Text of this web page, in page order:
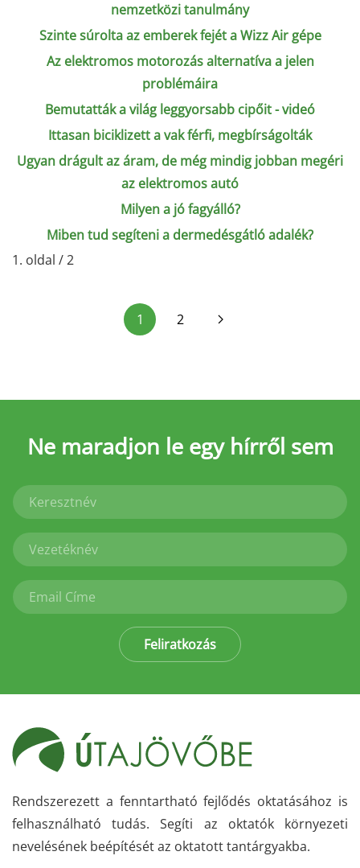
nemzetközi tanulmány
Szinte súrolta az emberek fejét a Wizz Air gépe
Az elektromos motorozás alternatíva a jelen
problémáira
Bemutatták a világ leggyorsabb cipőit - videó
Ittasan biciklizett a vak férfi, megbírságolták
Ugyan drágult az áram, de még mindig jobban megéri
az elektromos autó
Milyen a jó fagyálló?
Miben tud segíteni a dermedésgátló adalék?
1. oldal / 2
1 2
Ne maradjon le egy hírről sem
Feliratkozás
Rendszerezett a fenntartható fejlődés oktatásához is
felhasználható tudás. Segíti az oktatók környezeti
nevelésének beépítését az oktatott tantárgyakba.